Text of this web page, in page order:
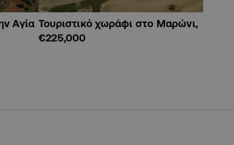
Αγία Τουριστικό χωράφι στο Μαρώνι,
€225,000